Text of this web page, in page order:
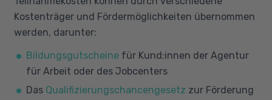
Gesundheitliche Einschränkungen
Persönliche Umstände
Für manche Menschen ist eine Umschulung
aus gesundheitlichen Gründen eine gute
Möglichkeit, um einen neuen Karriereweg
Kostenträger und Fördermöglichkeiten übernommen
werden, darunter:
Bildungsgutscheinefür Kund:innen der Agentur
für Arbeit oder des Jobcenters
Das Qualifizierungschancengesetz zur Förderung